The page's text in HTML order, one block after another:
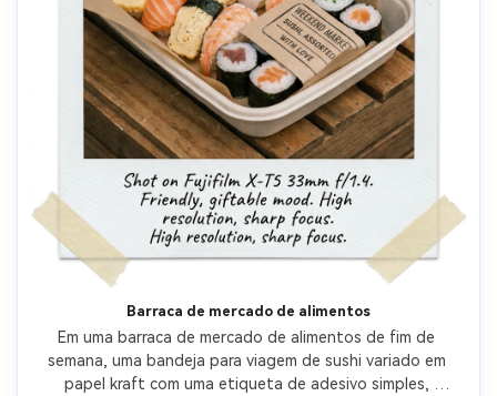
Barraca de mercado de alimentos
Em uma barraca de mercado de alimentos de fim de
semana, uma bandeja para viagem de sushi variado em
papel kraft com uma etiqueta de adesivo simples,